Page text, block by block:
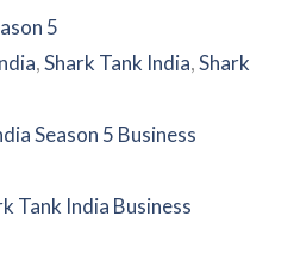
5
,Shark Tank India,Shark
Season 5 Business
Tank India Business